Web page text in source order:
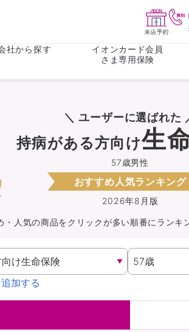
がん保険
持病がある方向け
WAON POINT還元型保険
がん保険
収入保障保険
社から探す
イオンカード会員
さま専用保険
ライフステージ
＼ ユーザーに選ばれた
2026年8月版
57歳男性
持病がある方向け生
おすすめ人気ランキング
・人気の商品をクリックが多い順番にランキ
加する